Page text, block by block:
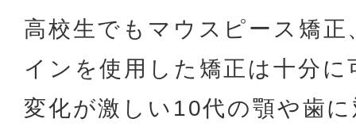
高校生でもマウスピース矯
インを使用した矯正は十分
変化が激しい10代の顎や歯